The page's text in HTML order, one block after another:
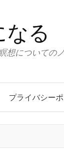
る
想についての
プライバシー